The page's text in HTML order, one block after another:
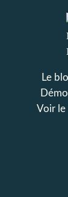
Le
Voir